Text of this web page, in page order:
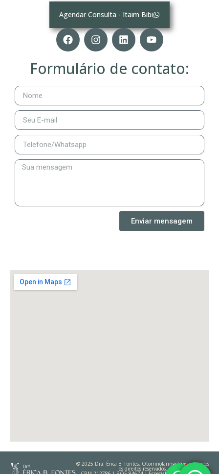
Agendar Consulta - Itaim Bibi
Formulário de contato:
Enviar mensagem
© 2025 Dra. Érica B. Fontes, Otorrinolaringologista – Todos
os direitos reservados.